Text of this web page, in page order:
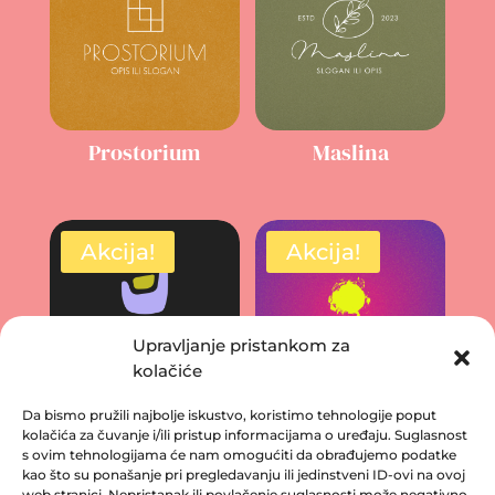
Upravljanje pristankom za
kolačiće
Da bismo pružili najbolje iskustvo, koristimo tehnologije poput
kolačića za čuvanje i/ili pristup informacijama o uređaju. Suglasnost
s ovim tehnologijama će nam omogućiti da obrađujemo podatke
kao što su ponašanje pri pregledavanju ili jedinstveni ID-ovi na ovoj
Prostorium Maslina
Akcija!
Ruka ruku
Akcija!
UntitledArt